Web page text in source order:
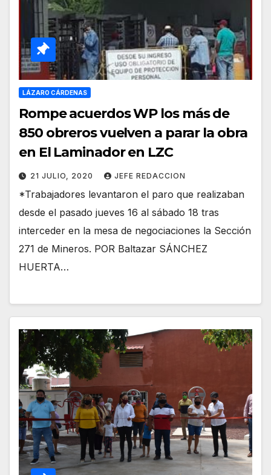
LÁZARO CÁRDENAS
Rompe acuerdos WP los más de
850 obreros vuelven a parar la obra
en El Laminador en LZC
21 JULIO, 2020 JEFE REDACCION
*Trabajadores levantaron el paro que realizaban
desde el pasado jueves 16 al sábado 18 tras
interceder en la mesa de negociaciones la Sección
271 de Mineros. POR Baltazar SÁNCHEZ
HUERTA…